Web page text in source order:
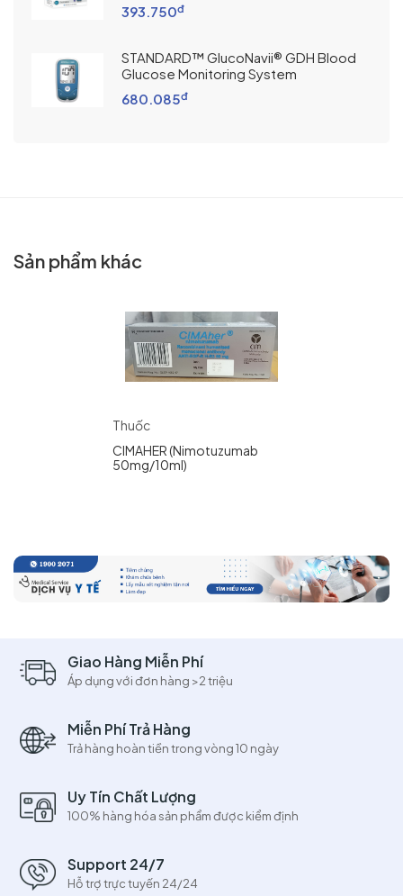
393.750đ
STANDARD™ GlucoNavii® GDH Blood
Glucose Monitoring System
680.085đ
Sản phẩm khác
Thuốc
CIMAHER (Nimotuzumab
50mg/10ml)
Giao Hàng Miễn Phí
Áp dụng với đơn hàng >2 triệu
Miễn Phí Trả Hàng
Trả hàng hoàn tiền trong vòng 10 ngày
Uy Tín Chất Lượng
100% hàng hóa sản phẩm được kiểm định
Support 24/7
Hỗ trợ trực tuyến 24/24